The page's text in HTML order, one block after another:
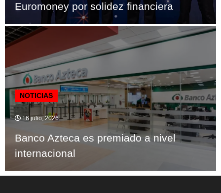
Euromoney por solidez financiera
NOTICIAS
16 julio, 2026
Banco Azteca es premiado a nivel
internacional